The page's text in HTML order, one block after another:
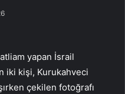
yapan İsrail
iki kişi, Kurukahveci
çekilen fotoğrafı